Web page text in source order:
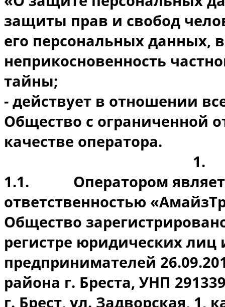
защиты прав и свобод
его персональных данных,
неприкосновенность
тайны;
- действует в отношении
Общество с ограниченной
качестве оператора.
1.
1.1.
Оператором
ответственностью
Общество
регистре юридических
предпринимателей
района г. Бреста, УНП
г. Брест, ул. Задворская, 1,